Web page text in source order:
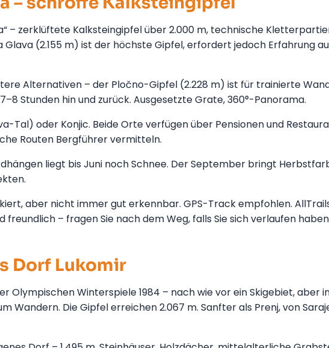
– zerklüftete Kalksteingipfel über 2.000 m, technische
Glava (2.155 m) ist der höchste Gipfel, erfordert jedoch Erfahrung
Alternativen – der Pločno-Gipfel (2.228 m) ist für trainierte
Stunden hin und zurück. Ausgesetzte Grate, 360°-Panorama.
Tal) oder Konjic. Beide Orte verfügen über Pensionen und
Routen Bergführer vermitteln.
liegt bis Juni noch Schnee. Der September bringt
aber nicht immer gut erkennbar. GPS-Track empfohlen.
freundlich – fragen Sie nach dem Weg, falls Sie sich verlaufen
Dorf Lukomir
Olympischen Winterspiele 1984 – nach wie vor ein Skigebiet, aber
Wandern. Die Gipfel erreichen 2.067 m. Sanfter als Prenj, von